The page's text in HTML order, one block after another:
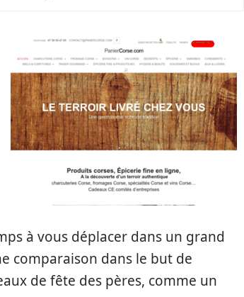
à vous déplacer dans un grand
comparaison dans le but de
de fête des pères, comme un